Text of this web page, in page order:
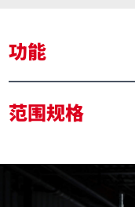
功能
用于农药/肥料/治
带有宽口的把手盖
入水箱
范围规格